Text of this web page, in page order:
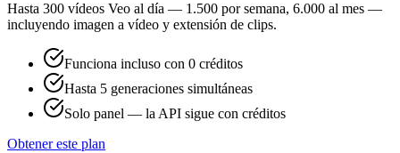
Hasta 300 vídeos Veo al día — 1.500 por semana, 6.000 al mes —
incluyendo imagen a vídeo y extensión de clips.
Funciona incluso con 0 créditos
Hasta 5 generaciones simultáneas
Solo panel — la API sigue con créditos
Obtener este plan